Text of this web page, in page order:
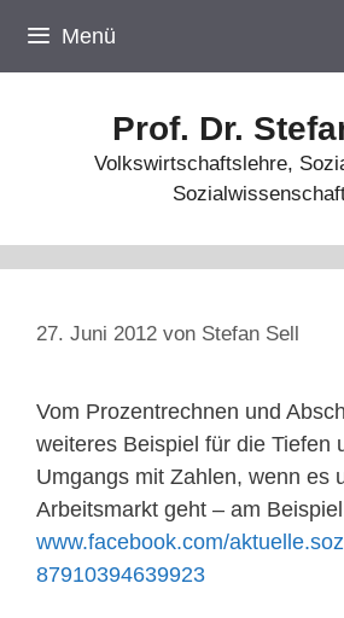
Inhalt
springen
Menü
Prof. Dr.
Volkswirtschaftslehre,
27. Juni 2012 von Stefan Sell
Vom Prozentrechnen und
weiteres Beispiel für die Tiefen
Umgangs mit Zahlen, wenn es
Arbeitsmarkt geht – am
www.facebook.com/
87910394639923